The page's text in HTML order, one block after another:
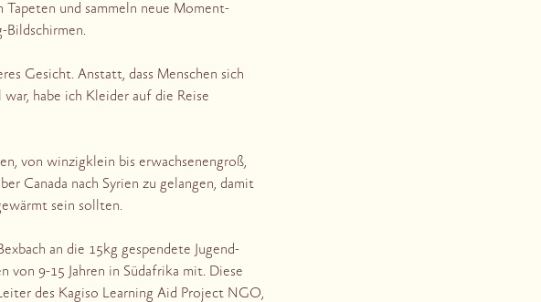
Tapeten und sammeln neue Moment-
Bildschirmen.
Gesicht. Anstatt, dass Menschen sich
habe ich Kleider auf die Reise
von winzigklein bis erwachsenengroß,
Canada nach Syrien zu gelangen, damit
sein sollten.
an die 15kg gespendete Jugend-
von 9-15 Jahren in Südafrika mit. Diese
des Kagiso Learning Aid Project NGO,